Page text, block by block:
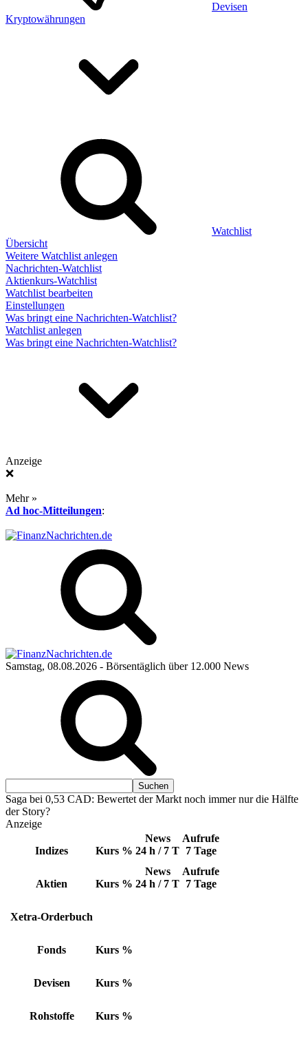
Devisen
Kryptowährungen
Watchlist
Übersicht
Weitere Watchlist anlegen
Nachrichten-Watchlist
Aktienkurs-Watchlist
Watchlist bearbeiten
Einstellungen
Was bringt eine Nachrichten-Watchlist?
Watchlist anlegen
Was bringt eine Nachrichten-Watchlist?
Anzeige
❌
Mehr »
Ad hoc-Mitteilungen:
Samstag, 08.08.2026 - Börsentäglich über 12.000 News
Saga bei 0,53 CAD: Bewertet der Markt noch immer nur die Hälfte
der Story?
Anzeige
Indizes Kurs %
News
24 h / 7 T
Aufrufe
7 Tage
Aktien Kurs %
News
24 h / 7 T
Aufrufe
7 Tage
Xetra-Orderbuch
Fonds Kurs %
Devisen Kurs %
Rohstoffe Kurs %